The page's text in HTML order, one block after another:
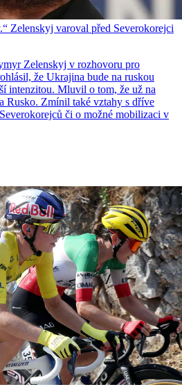
Zelenskyj varoval před Severokorejci
Zelenskyj v rozhovoru pro
že Ukrajina bude na ruskou
intenzitou. Mluvil o tom, že už na
Rusko. Zmínil také vztahy s dříve
či o možné mobilizaci v